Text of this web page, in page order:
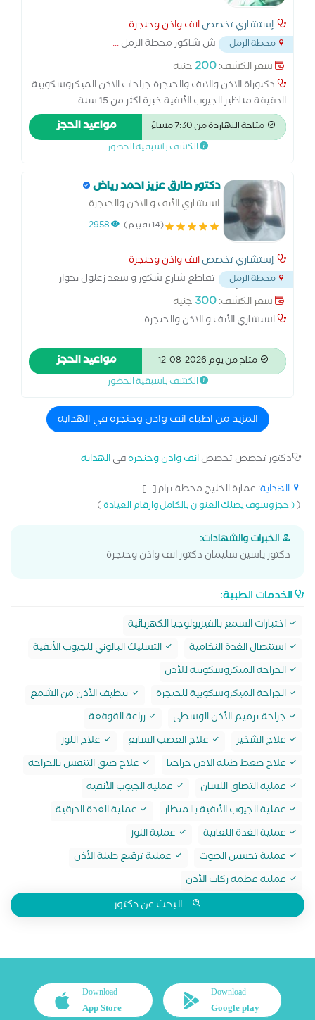
إستشاري تخصصانف واذن وحنجرة
محطة الرمل ش شاكور محطة الرمل...
سعر الكشف:200جنيه
دكتوراة الاذن والانف والحنجرة جراحات الاذن الميكروسكوبية
الدقيقة مناظير الجيوب الأنفية خبرة اكثر من 15 سنة
متاحة النهاردة من 7:30 مساءً مواعيد الحجز
الكشف باسبقية الحضور
دكتور طارق عزيز احمد رياض
استشاري الأنف و الاذن والحنجرة
(14 تقييم) 2958
إستشاري تخصصانف واذن وحنجرة
محطة الرمل
تقاطع شارع شكور و سعد زغلول بجوار
مطعم محمد أحمد... سعر الكشف:300 جنيه
استشاري الأنف و الاذن والحنجرة
متاح من يوم 2026-08-12 مواعيد الحجز
الكشف باسبقية الحضور
المزيد من اطباء انف واذن وحنجرة في الهداية
دكتور تخصص تخصصانف واذن وحنجرةفيالهداية
الهداية: عمارة الخليج محطة ترام[...]
((احجز وسوف يصلك العنوان بالكامل وارقام العيادة)
الخبرات والشهادات:
دكتور ياسين سليمان دكتور انف واذن وحنجرة
الخدمات الطبية:
اختبارات السمع بالفيزيولوجيا الكهربائية
استئصال الغدة النخامية
التسليك البالوني للجيوب الأنفية
الجراحة الميكروسكوبية للأذن
الجراحة الميكروسكوبية للحنجرة
تنظيف الأذن من الشمع
جراحة ترميم الأذن الوسطى
زراعة القوقعة
علاج الشخير
علاج العصب السابع
علاج اللوز
علاج ضغط طبلة الاذن جراحيا
علاج ضيق التنفس بالجراحة
عملية التصاق اللسان
عملية الجيوب الأنفية
عملية الجيوب الأنفية بالمنظار
عملية الغدة الدرقية
عملية الغدة اللعابية
عملية اللوز
عملية تحسين الصوت
عملية ترقيع طبلة الأذن
عملية عظمة ركاب الأذن
البحث عن دكتور
Download
Google play
Download
App Store